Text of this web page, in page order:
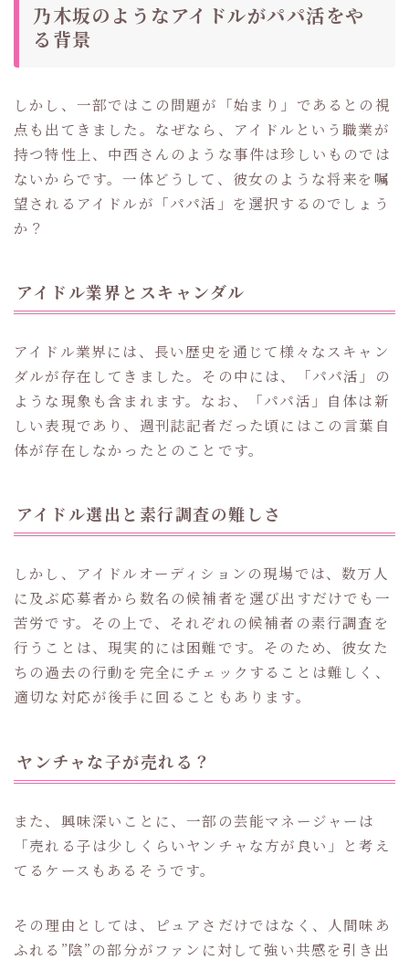
乃木坂のようなアイドルがパパ活をや
る背景
しかし、一部ではこの問題が「始まり」であるとの視
点も出てきました。なぜなら、アイドルという職業が
持つ特性上、中西さんのような事件は珍しいものでは
ないからです。一体どうして、彼女のような将来を嘱
望されるアイドルが「パパ活」を選択するのでしょう
か？
アイドル業界とスキャンダル
アイドル業界には、長い歴史を通じて様々なスキャン
ダルが存在してきました。その中には、「パパ活」の
ような現象も含まれます。なお、「パパ活」自体は新
しい表現であり、週刊誌記者だった頃にはこの言葉自
体が存在しなかったとのことです。
アイドル選出と素行調査の難しさ
しかし、アイドルオーディションの現場では、数万人
に及ぶ応募者から数名の候補者を選び出すだけでも一
苦労です。その上で、それぞれの候補者の素行調査を
行うことは、現実的には困難です。そのため、彼女た
ちの過去の行動を完全にチェックすることは難しく、
適切な対応が後手に回ることもあります。
ヤンチャな子が売れる？
また、興味深いことに、一部の芸能マネージャーは
「売れる子は少しくらいヤンチャな方が良い」と考え
てるケースもあるそうです。
その理由としては、ピュアさだけではなく、人間味あ
ふれる”陰”の部分がファンに対して強い共感を引き出